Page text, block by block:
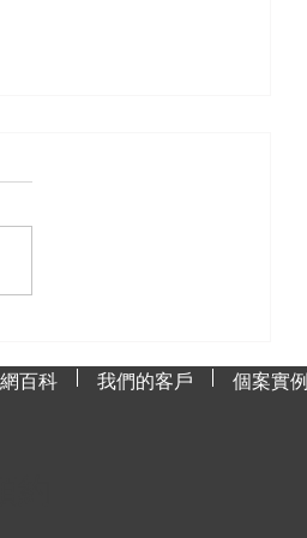
百科 我們的客戶 個案實例